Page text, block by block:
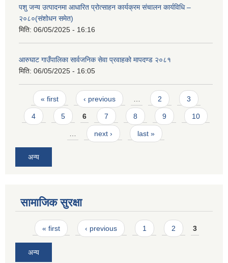
पशु जन्य उत्पादनमा आधारित प्रोत्साहन कार्यक्रम संचालन कार्यविधि –
२०८०(संशोधन समेत)
मिति: 06/05/2025 - 16:16
आरुघाट गाउँपालिका सार्वजनिक सेवा प्रवाहको मापदण्ड २०८१
मिति: 06/05/2025 - 16:05
Pages
« first ‹ previous 2 3
4 5 6 7 8 9 10
next › last »
अन्य
सामाजिक सुरक्षा
Pages
« first ‹ previous 1 2 3
अन्य